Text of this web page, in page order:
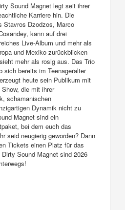
Sound Magnet legt seit ihrer
Karriere hin. Die
Stavros Dzodzos, Marco
kann auf drei
Live-Album und mehr als
und Mexiko zurückblicken
mehr als rosig aus. Das Trio
sich bereits im Teenageralter
heute sein Publikum mit
die mit ihrer
schamanischen
Dynamik nicht zu
Magnet sind ein
bei dem euch das
seid neugierig geworden? Dann
Tickets einen Platz für das
Sound Magnet sind 2026